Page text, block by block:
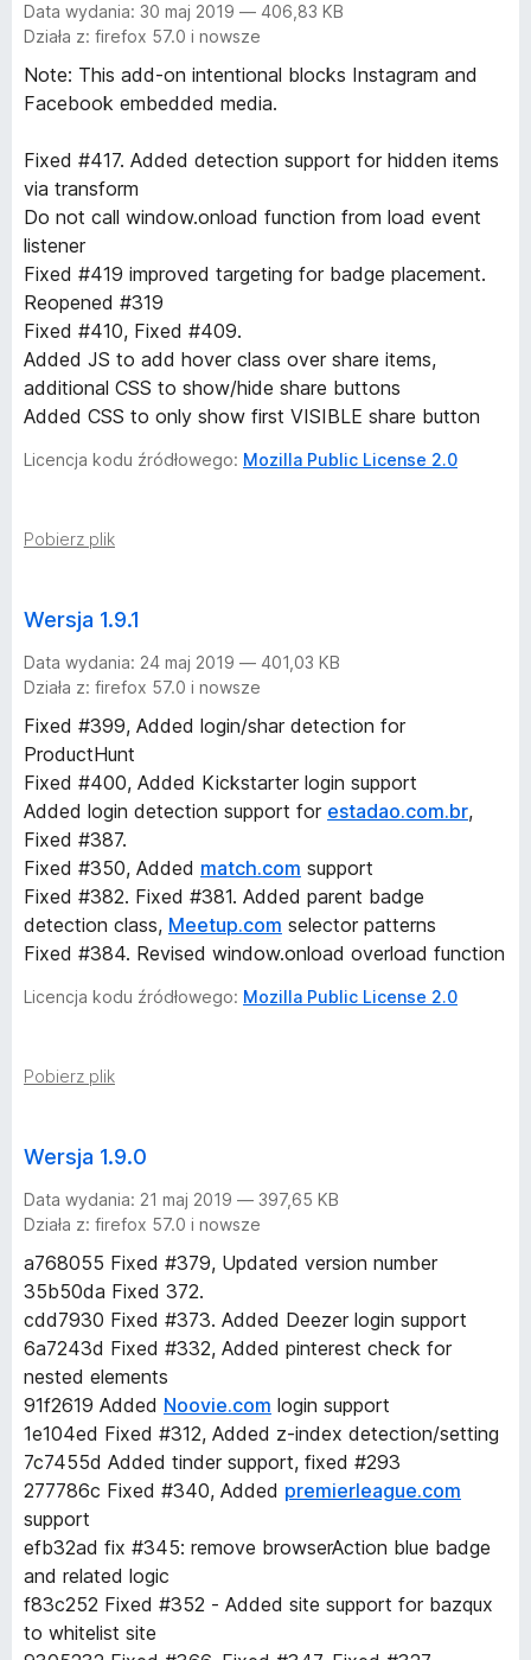
Data wydania: 30 maj 2019 — 406,83 KB
Działa z: firefox 57.0 i nowsze
Note: This add-on intentional blocks Instagram and
Facebook embedded media.
Fixed #417. Added detection support for hidden items
via transform
Do not call window.onload function from load event
listener
Fixed #419 improved targeting for badge placement.
Reopened #319
Fixed #410, Fixed #409.
Added JS to add hover class over share items,
additional CSS to show/hide share buttons
Added CSS to only show first VISIBLE share button
Licencja kodu źródłowego: Mozilla Public License 2.0
Pobierz plik
Wersja 1.9.1
Data wydania: 24 maj 2019 — 401,03 KB
Działa z: firefox 57.0 i nowsze
Fixed #399, Added login/shar detection for
ProductHunt
Fixed #400, Added Kickstarter login support
Added login detection support for estadao.com.br,
Fixed #387.
Fixed #350, Added match.com support
Fixed #382. Fixed #381. Added parent badge
detection class, Meetup.com selector patterns
Fixed #384. Revised window.onload overload function
Licencja kodu źródłowego: Mozilla Public License 2.0
Pobierz plik
Wersja 1.9.0
Data wydania: 21 maj 2019 — 397,65 KB
Działa z: firefox 57.0 i nowsze
a768055 Fixed #379, Updated version number
35b50da Fixed 372.
cdd7930 Fixed #373. Added Deezer login support
6a7243d Fixed #332, Added pinterest check for
nested elements
91f2619 Added Noovie.com login support
1e104ed Fixed #312, Added z-index detection/setting
7c7455d Added tinder support, fixed #293
277786c Fixed #340, Added premierleague.com
support
efb32ad fix #345: remove browserAction blue badge
and related logic
f83c252 Fixed #352 - Added site support for bazqux
to whitelist site